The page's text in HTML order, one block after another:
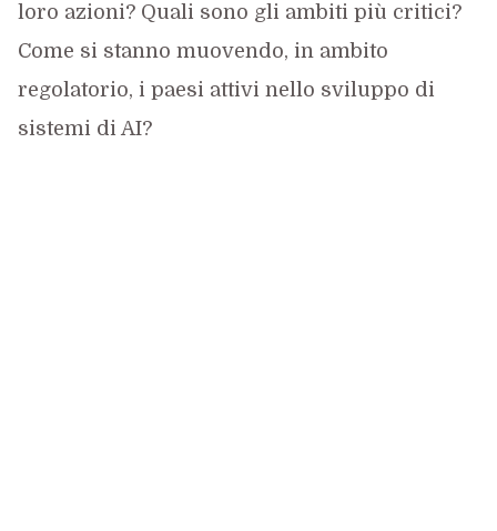
loro azioni? Quali sono gli ambiti più critici?
Come si stanno muovendo, in ambito
regolatorio, i paesi attivi nello sviluppo di
sistemi di AI?